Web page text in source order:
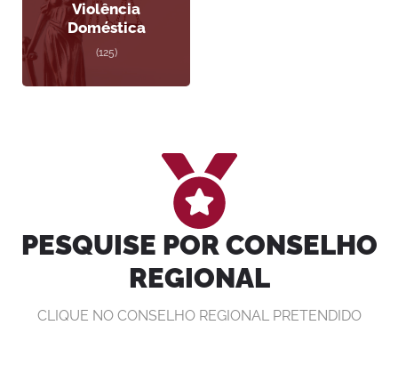
Violência
Doméstica
(125)
PESQUISE POR CONSELHO
REGIONAL
CLIQUE NO CONSELHO REGIONAL PRETENDIDO